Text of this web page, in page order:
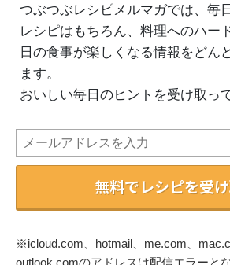
つぶつぶレシピメルマガでは、毎
レシピはもちろん、料理へのハー
日の食事が楽しくなる情報をどん
ます。
おいしい毎日のヒントを受け取っ
無料でレシピを受
※icloud.com、hotmail、me.com、
outlook.comのアドレスは配信エラーと